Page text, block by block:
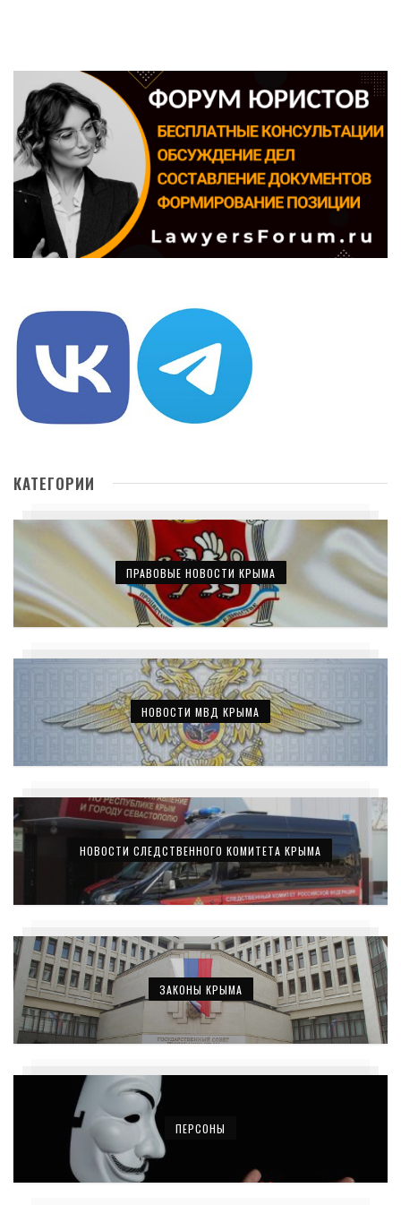
КАТЕГОРИИ
ПРАВОВЫЕ НОВОСТИ КРЫМА
НОВОСТИ МВД КРЫМА
НОВОСТИ СЛЕДСТВЕННОГО КОМИТЕТА КРЫМА
ЗАКОНЫ КРЫМА
ПЕРСОНЫ